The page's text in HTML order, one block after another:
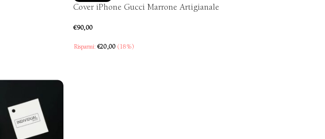
Cover iPhone Gucci Marrone Artigianale
€90,00
Risparmi: €20,00 (18%)